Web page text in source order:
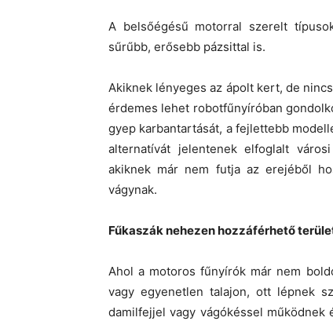
A belsőégésű motorral szerelt
sűrűbb, erősebb pázsittal is.
Akiknek lényeges az ápolt kert, de
érdemes lehet robotfűnyíróban
gyep karbantartását, a fejlettebb
alternatívát jelentenek elfoglalt
akiknek már nem futja az erejéből
vágynak.
Fűkaszák nehezen hozzáférhető
Ahol a motoros fűnyírók már nem
vagy egyenetlen talajon, ott lépnek
damilfejjel vagy vágókéssel